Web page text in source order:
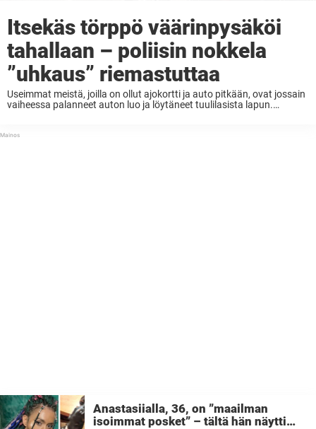
Itsekäs törppö väärinpysäköi
tahallaan – poliisin nokkela
”uhkaus” riemastuttaa
Useimmat meistä, joilla on ollut ajokortti ja auto pitkään, ovat jossain
vaiheessa palanneet auton luo ja löytäneet tuulilasista lapun.
Anastasiialla, 36, on ”maailman
isoimmat posket” – tältä hän näytti